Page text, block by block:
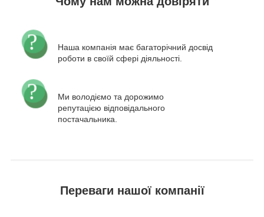
Наша компанія має багаторічний досвід
роботи в своїй сфері діяльності.
Ми володіємо та дорожимо
репутацією відповідального
постачальника.
Переваги нашої компанії